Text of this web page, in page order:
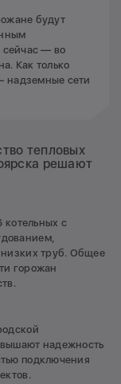
будут
сейчас — во
Как только
надземные сети
тепловых
решают
котельных с
труб. Общее
горожан
надежность
подключения